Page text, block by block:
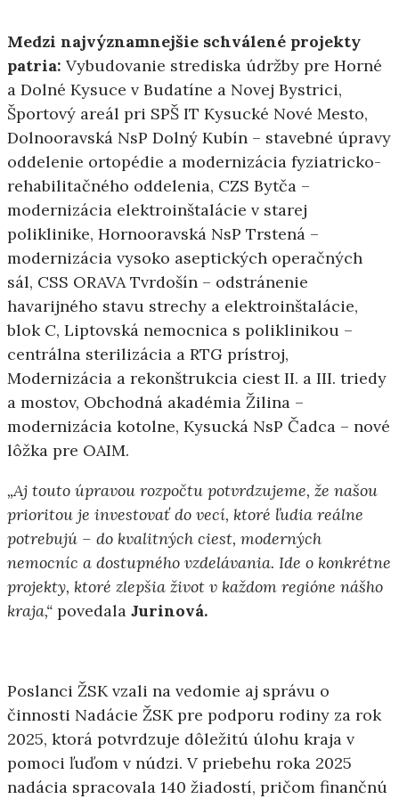
Medzi najvýznamnejšie schválené projekty
patria: Vybudovanie strediska údržby pre Horné
a Dolné Kysuce v Budatíne a Novej Bystrici,
Športový areál pri SPŠ IT Kysucké Nové Mesto,
Dolnooravská NsP Dolný Kubín – stavebné úpravy
oddelenie ortopédie a modernizácia fyziatricko-
rehabilitačného oddelenia, CZS Bytča –
modernizácia elektroinštalácie v starej
poliklinike, Hornooravská NsP Trstená –
modernizácia vysoko aseptických operačných
sál, CSS ORAVA Tvrdošín – odstránenie
havarijného stavu strechy a elektroinštalácie,
blok C, Liptovská nemocnica s poliklinikou –
centrálna sterilizácia a RTG prístroj,
Modernizácia a rekonštrukcia ciest II. a III. triedy
a mostov, Obchodná akadémia Žilina –
modernizácia kotolne, Kysucká NsP Čadca – nové
lôžka pre OAIM.
„Aj touto úpravou rozpočtu potvrdzujeme, že našou
prioritou je investovať do vecí, ktoré ľudia reálne
potrebujú – do kvalitných ciest, moderných
nemocníc a dostupného vzdelávania. Ide o konkrétne
projekty, ktoré zlepšia život v každom regióne nášho
kraja,“ povedala Jurinová.
Poslanci ŽSK vzali na vedomie aj správu o
činnosti Nadácie ŽSK pre podporu rodiny za rok
2025, ktorá potvrdzuje dôležitú úlohu kraja v
pomoci ľuďom v núdzi. V priebehu roka 2025
nadácia spracovala 140 žiadostí, pričom finančnú